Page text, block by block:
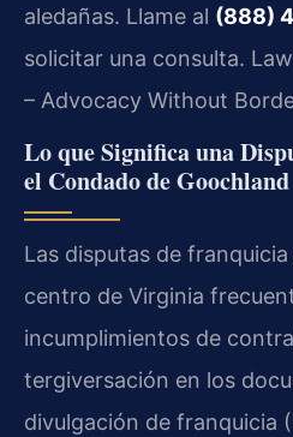
aledañas. Llame al (888)
solicitar una consulta.
– Advocacy Without
Lo que Significa una
el Condado de Goochland
Las disputas de
centro de Virginia
incumplimientos de
tergiversación en los
divulgación de franquicia